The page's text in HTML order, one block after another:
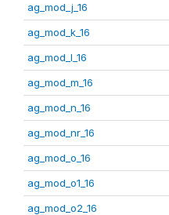
ag_mod_j_16
ag_mod_k_16
ag_mod_l_16
ag_mod_m_16
ag_mod_n_16
ag_mod_nr_16
ag_mod_o_16
ag_mod_o1_16
ag_mod_o2_16